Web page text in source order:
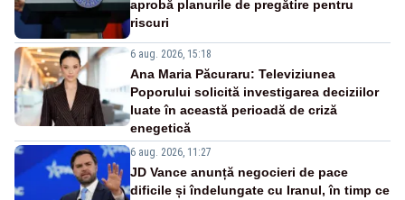
aprobă planurile de pregătire pentru
riscuri
6 aug. 2026, 15:18
Ana Maria Păcuraru: Televiziunea
Poporului solicită investigarea deciziilor
luate în această perioadă de criză
enegetică
6 aug. 2026, 11:27
JD Vance anunță negocieri de pace
dificile și îndelungate cu Iranul, în timp ce